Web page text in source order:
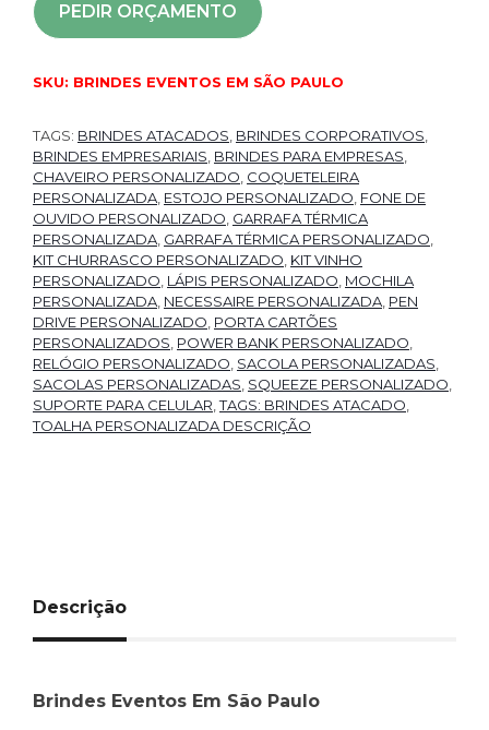
PEDIR ORÇAMENTO
SKU: BRINDES EVENTOS EM SÃO PAULO
TAGS: BRINDES ATACADOS BRINDES CORPORATIVOS
BRINDES EMPRESARIAIS BRINDES PARA EMPRESAS
CHAVEIRO PERSONALIZADO COQUETELEIRA
PERSONALIZADA ESTOJO PERSONALIZADO FONE DE
OUVIDO PERSONALIZADO GARRAFA TÉRMICA
PERSONALIZADA GARRAFA TÉRMICA PERSONALIZADO
KIT CHURRASCO PERSONALIZADO KIT VINHO
PERSONALIZADO LÁPIS PERSONALIZADO MOCHILA
PERSONALIZADA NECESSAIRE PERSONALIZADA PEN
DRIVE PERSONALIZADO PORTA CARTÕES
PERSONALIZADOS POWER BANK PERSONALIZADO
RELÓGIO PERSONALIZADO SACOLA PERSONALIZADAS
SACOLAS PERSONALIZADAS SQUEEZE PERSONALIZADO
SUPORTE PARA CELULAR ,TAGS: BRINDES ATACADO
TOALHA PERSONALIZADA DESCRIÇÃO
Descrição
Brindes Eventos Em São Paulo